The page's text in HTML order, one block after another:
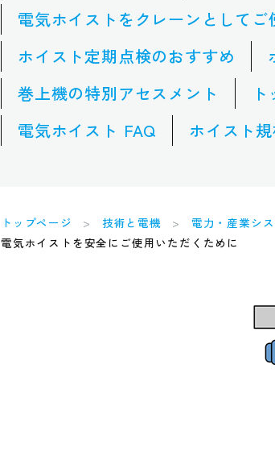
電気ホイストをクレーンとして
ホイスト定期点検のおすすめ
巻上機の特別アセスメント
電気ホイスト FAQ
ホイスト
トップページ 技術と電機 電力・産業シ
電気ホイストを安全にご使用いただくために